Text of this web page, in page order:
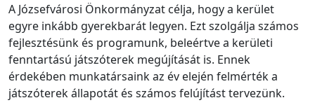
A Józsefvárosi Önkormányzat célja, hogy a kerület
egyre inkább gyerekbarát legyen. Ezt szolgálja számos
fejlesztésünk és programunk, beleértve a kerületi
fenntartású játszóterek megújítását is. Ennek
érdekében munkatársaink az év elején felmérték a
játszóterek állapotát és számos felújítást tervezünk.